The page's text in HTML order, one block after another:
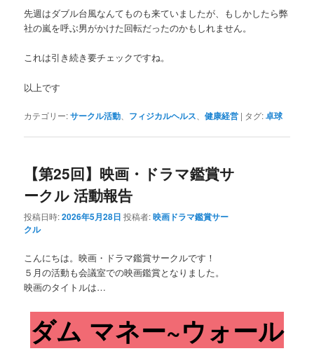
先週はダブル台風なんてものも来ていましたが、もしかしたら弊
社の嵐を呼ぶ男がかけた回転だったのかもしれません。
これは引き続き要チェックですね。
以上です
カテゴリー:サークル活動 フィジカルヘルス 、健康経営 | タグ:卓球
【第25回】映画・ドラマ鑑賞サ
ークル 活動報告
投稿日時:2026年5月28日 投稿者:映画ドラマ鑑賞サー
クル
こんにちは。映画・ドラマ鑑賞サークルです！
５月の活動も会議室での映画鑑賞となりました。
映画のタイトルは…
ダム マネー~ウォール